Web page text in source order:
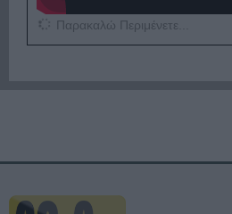
Παρακαλώ Περιμένετε...